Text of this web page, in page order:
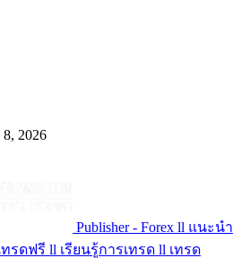
2026
Publisher - Forex ll แนะนำ
รดฟรี ll เรียนรู้การเทรด ll เทรด